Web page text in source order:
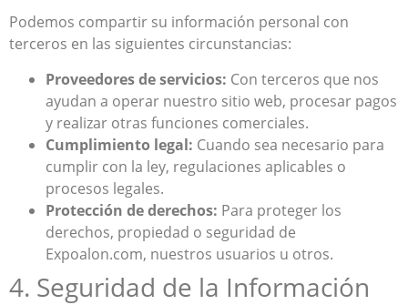
Podemos compartir su información personal con
terceros en las siguientes circunstancias:
Proveedores de servicios: Con terceros que nos
ayudan a operar nuestro sitio web, procesar pagos
y realizar otras funciones comerciales.
Cumplimiento legal: Cuando sea necesario para
cumplir con la ley, regulaciones aplicables o
procesos legales.
Protección de derechos: Para proteger los
derechos, propiedad o seguridad de
Expoalon.com, nuestros usuarios u otros.
4. Seguridad de la Información